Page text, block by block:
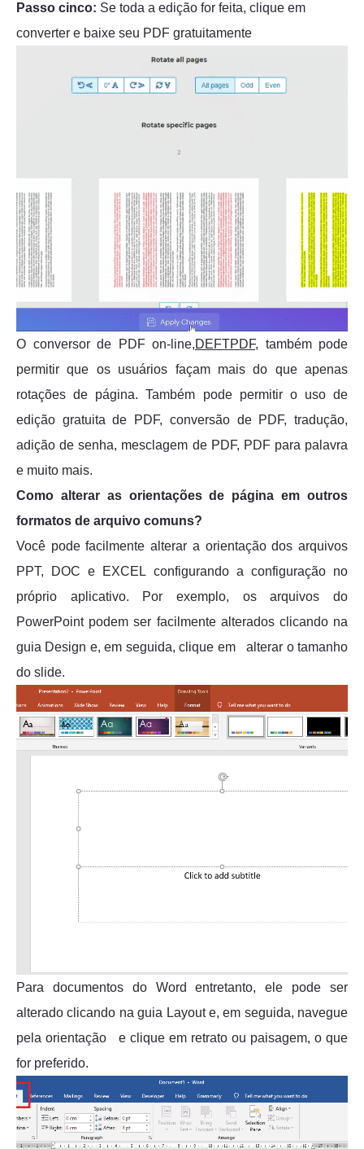
Passo cinco: Se toda a edição for feita, clique em
converter e baixe seu PDF gratuitamente
O conversor de PDF on-line,DEFTPDF, também pode
permitir que os usuários façam mais do que apenas
rotações de página. Também pode permitir o uso de
edição gratuita de PDF, conversão de PDF, tradução,
adição de senha, mesclagem de PDF, PDF para palavra
e muito mais.
Como alterar as orientações de página em outros
formatos de arquivo comuns?
Você pode facilmente alterar a orientação dos arquivos
PPT, DOC e EXCEL configurando a configuração no
próprio aplicativo. Por exemplo, os arquivos do
PowerPoint podem ser facilmente alterados clicando na
guia Design e, em seguida, clique em alterar o tamanho
do slide.
Para documentos do Word entretanto, ele pode ser
alterado clicando na guia Layout e, em seguida, navegue
pela orientação e clique em retrato ou paisagem, o que
for preferido.